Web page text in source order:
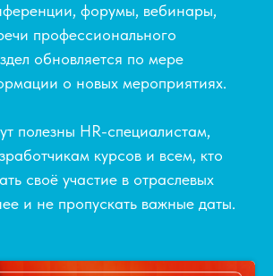
форумы, вебинары,
профессионального
обновляется по мере
о новых мероприятиях.
полезны HR-специалистам,
курсов и всем, кто
своё участие в отраслевых
и не пропускать важные даты.